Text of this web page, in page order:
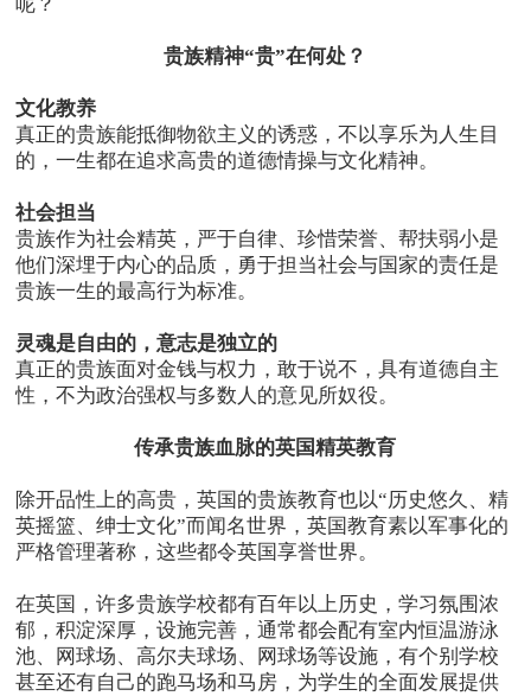
贵族精神“贵”在何处？
文化教养
真正的贵族能抵御物欲主义的诱惑，不以享乐为人生目
的，一生都在追求高贵的道德情操与文化精神。
社会担当
贵族作为社会精英，严于自律、珍惜荣誉、帮扶弱小是
他们深埋于内心的品质，勇于担当社会与国家的责任是
贵族一生的最高行为标准。
灵魂是自由的，意志是独立的
真正的贵族面对金钱与权力，敢于说不，具有道德自主
性，不为政治强权与多数人的意见所奴役。
传承贵族血脉的英国精英教育
除开品性上的高贵，英国的贵族教育也以“历史悠久、精
英摇篮、绅士文化”而闻名世界，英国教育素以军事化的
严格管理著称，这些都令英国享誉世界。
在英国，许多贵族学校都有百年以上历史，学习氛围浓
郁，积淀深厚，设施完善，通常都会配有室内恒温游泳
池、网球场、高尔夫球场、网球场等设施，有个别学校
甚至还有自己的跑马场和马房，为学生的全面发展提供